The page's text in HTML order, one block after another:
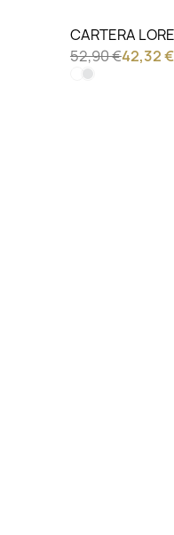
CARTERA
52,90 €42,32 €